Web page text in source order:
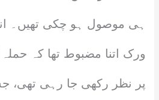
ہی موصول ہو چکی تھیں۔
ورک اتنا مضبوط تھا کہ
پر نظر رکھی جا رہی تھی،